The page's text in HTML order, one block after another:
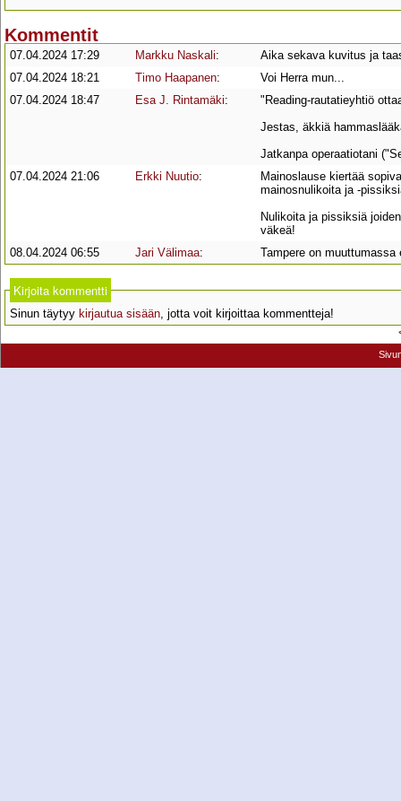
Kommentit
07.04.2024 17:29 Markku Naskali:
Aika sekava kuvitus ja
07.04.2024 18:21
Timo Haapanen:
Voi Herra mun...
07.04.2024 18:47
Esa J. Rintamäki:
"Reading-rautatieyhtiö
Jestas, äkkiä
Jatkanpa operaatiotani
07.04.2024 21:06
Erkki Nuutio:
Mainoslause kiertää
mainosnulikoita ja -
Nulikoita ja pissiksiä
väkeä!
08.04.2024 06:55
Jari Välimaa: Tampere on
Kirjoita kommentti
Sinun täytyy kirjautua sisään, jotta voit kirjoittaa kommentteja!